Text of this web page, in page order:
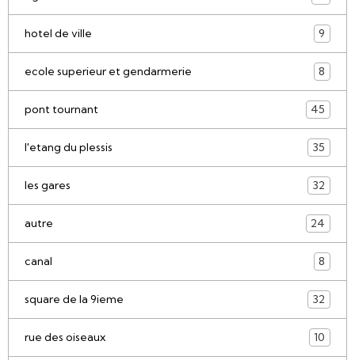
hotel de ville 9
ecole superieur et gendarmerie 8
pont tournant 45
l'etang du plessis 35
les gares 32
autre 24
canal 8
square de la 9ieme 32
rue des oiseaux 10